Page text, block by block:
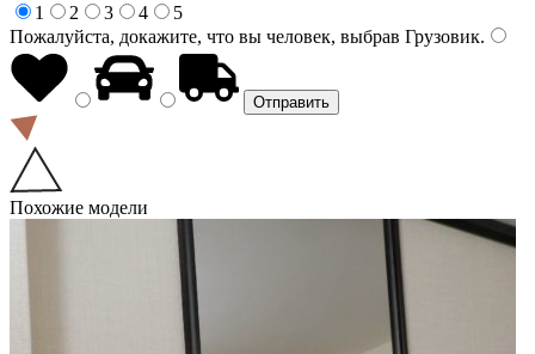
1
2 3 4
5
Пожалуйста, докажите, что вы человек, выбрав Грузовик.
Похожие модели